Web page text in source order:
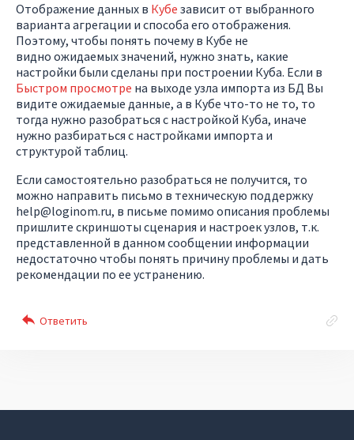
Отображение данных в Кубе зависит от выбранного
варианта агрегации и способа его отображения.
Поэтому, чтобы понять почему в Кубе не
видно ожидаемых значений, нужно знать, какие
настройки были сделаны при построении Куба. Если в
Быстром просмотре на выходе узла импорта из БД Вы
видите ожидаемые данные, а в Кубе что-то не то, то
тогда нужно разобраться с настройкой Куба, иначе
нужно разбираться с настройками импорта и
структурой таблиц.
Если самостоятельно разобраться не получится, то
можно направить письмо в техническую поддержку
help@loginom.ru, в письме помимо описания проблемы
пришлите скриншоты сценария и настроек узлов, т.к.
представленной в данном сообщении информации
недостаточно чтобы понять причину проблемы и дать
рекомендации по ее устранению.